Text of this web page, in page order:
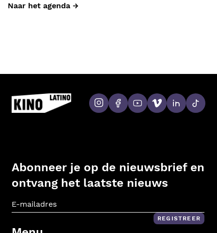
Naar het agenda →
Abonneer je op de nieuwsbrief en
ontvang het laatste nieuws
REGISTREER